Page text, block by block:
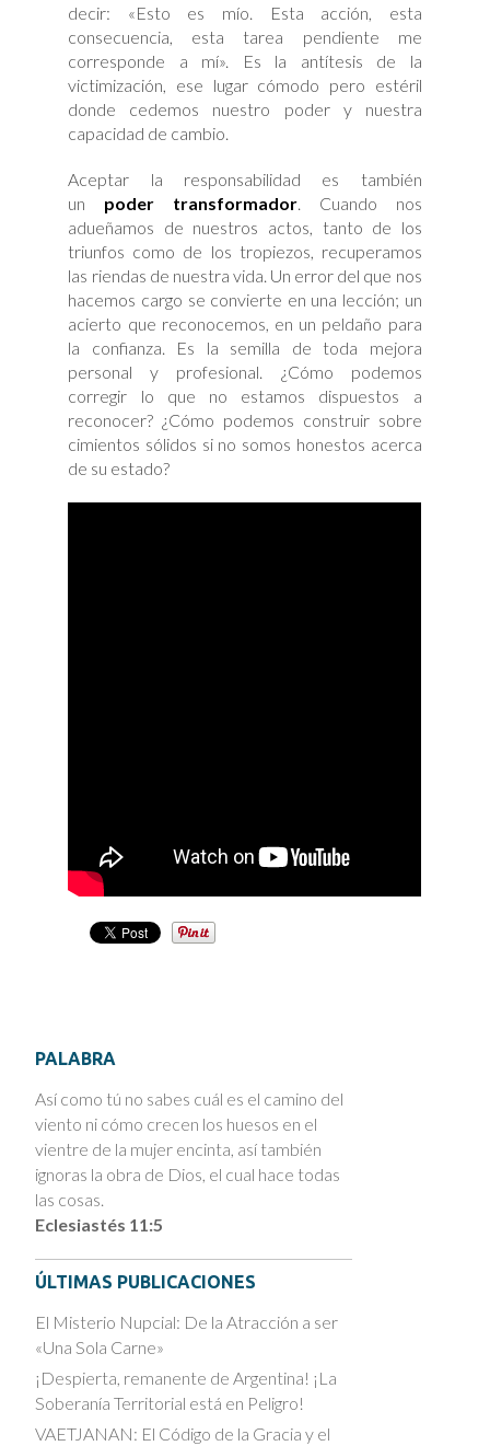
decir: «Esto es mío. Esta acción, esta
consecuencia, esta tarea pendiente me
corresponde a mí». Es la antítesis de la
victimización, ese lugar cómodo pero estéril
donde cedemos nuestro poder y nuestra
capacidad de cambio.
Aceptar la responsabilidad es también
un poder transformador. Cuando nos
adueñamos de nuestros actos, tanto de los
triunfos como de los tropiezos, recuperamos
las riendas de nuestra vida. Un error del que nos
hacemos cargo se convierte en una lección; un
acierto que reconocemos, en un peldaño para
la confianza. Es la semilla de toda mejora
personal y profesional. ¿Cómo podemos
corregir lo que no estamos dispuestos a
reconocer? ¿Cómo podemos construir sobre
cimientos sólidos si no somos honestos acerca
de su estado?
PALABRA
Así como tú no sabes cuál es el camino del
viento ni cómo crecen los huesos en el
vientre de la mujer encinta, así también
ignoras la obra de Dios, el cual hace todas
las cosas.
Eclesiastés 11:5
ÚLTIMAS PUBLICACIONES
El Misterio Nupcial: De la Atracción a ser
«Una Sola Carne»
¡Despierta, remanente de Argentina! ¡La
Soberanía Territorial está en Peligro!
VAETJANAN: El Código de la Gracia y el